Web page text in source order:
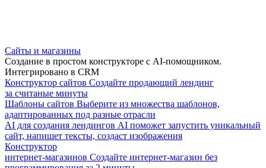
Сайты и магазины
Создание в простом конструкторе с AI-помощником.
Интегрировано в CRM
Конструктор сайтов Создайте продающий лендинг
за считаные минуты
Шаблоны сайтов Выберите из множества шаблонов,
адаптированных под разные отрасли
AI для создания лендингов AI поможет запустить уникальный
сайт, напишет тексты, создаст изображения
Конструктор
интернет-магазинов Создайте интернет-магазин без